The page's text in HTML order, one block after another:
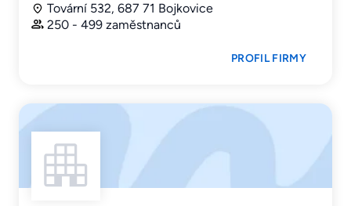
Tovární 532, 687 71 Bojkovice
250 - 499 zaměstnanců
PROFIL FIRMY